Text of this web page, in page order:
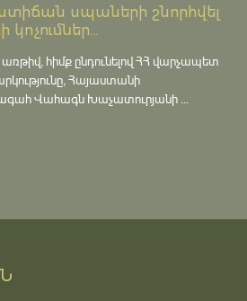
սպաների շնորհվել
կոչումներ...
հիմք ընդունելով ՀՀ վարչապետ
Հայաստանի
Վահագն Խաչատուրյանի ...